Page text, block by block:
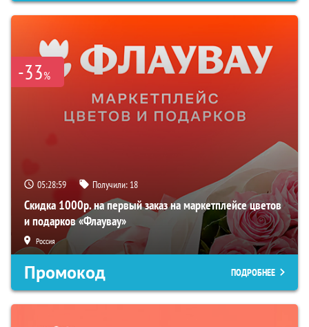
-33%
05:28:58 Получили: 18
Скидка 1000р. на первый заказ на маркетплейсе цветов
и подарков «Флаувау»
Россия
Промокод ПОДРОБНЕЕ